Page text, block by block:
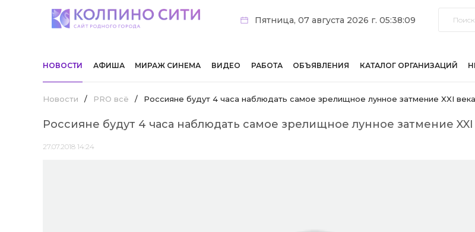
Пятница, 07 августа 2026 г. 05:38:09
НОВОСТИ АФИША МИРАЖ СИНЕМА ВИДЕО РАБОТА ОБЪЯВЛЕНИЯ КАТАЛОГ ОРГАНИЗАЦИЙ
Новости / PRO всё / Россияне будут 4 часа наблюдать самое зрелищное лунное затмение XXI века
Россияне будут 4 часа наблюдать самое зрелищное лунное затмение XXI
27.07.2018 14:24